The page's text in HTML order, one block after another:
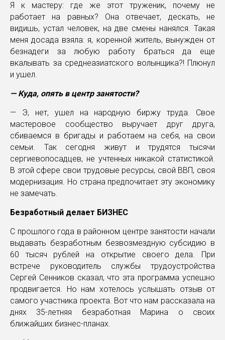
Я к мастеру: где же этот труженик, почему не
работает на равных? Она отвечает, дескать, не
видишь, устал человек, на две смены нанялся. Такая
меня досада взяла: я, коренной житель, вынужден от
безнадеги за любую работу браться да еще
вкалывать за среднеазиатского волынщика?! Плюнул
и ушел.
— Куда, опять в центр занятости?
— Э, нет, ушел на народную биржу труда. Свое
мастеровое сообщество выручает друг друга,
сбиваемся в бригады и работаем на себя, на свои
семьи. Так сегодня живут и трудятся тысячи
сергиевопосадцев, не учтенных никакой статистикой.
В этой сфере свои трудовые ресурсы, свой ВВП, своя
модернизация. Но страна предпочитает эту экономику
не замечать.
Безработный делает БИЗНЕС
С прошлого года в районном центре занятости начали
выдавать безработным безвозмездную субсидию в
60 тысяч рублей на открытие своего дела. При
встрече руководитель службы трудоустройства
Сергей Сенников сказал, что эта программа успешно
продвигается. Но нам хотелось услышать отзыв от
самого участника проекта. Вот что нам рассказала на
днях 35-летняя безработная Марина о своих
ближайших бизнес-планах.